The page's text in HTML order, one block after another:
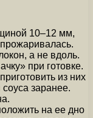
10–12 мм,
а не вдоль.
при готовке.
из них
заранее.
на ее дно